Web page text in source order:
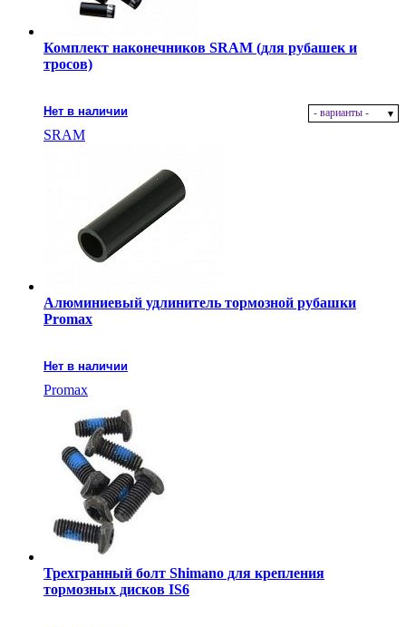
Комплект наконечников SRAM (для рубашек и
тросов)
Нет в наличии - варианты -
SRAM
Алюминиевый удлинитель тормозной рубашки
Promax
Нет в наличии
Promax
Трехгранный болт Shimano для крепления
тормозных дисков IS6